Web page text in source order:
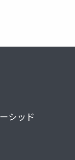
シッド